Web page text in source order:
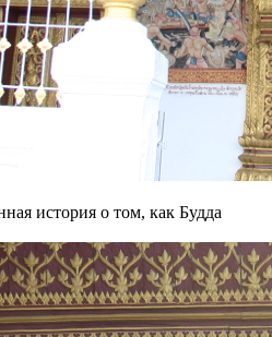
история о том, как Будда